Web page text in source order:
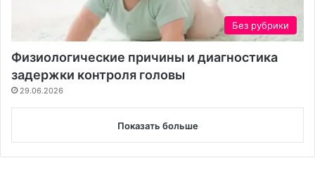
Без рубрики
Физиологические причины и диагностика
задержки контроля головы
29.06.2026
Показать больше